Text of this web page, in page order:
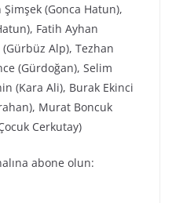
(Gonca Hatun),
Fatih Ayhan
Alp), Tezhan
(Gürdoğan), Selim
(Kara Ali), Burak Ekinci
Murat Boncuk
Cerkutay)
abone olun: